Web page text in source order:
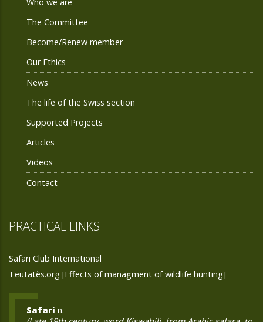
Who we are
The Committee
Become/Renew member
Our Ethics
News
The life of the Swiss section
Supported Projects
Articles
Videos
Contact
PRACTICAL LINKS
Safari Club International
Teutatès.org [Effects of managment of wildlife hunting]
Safari n.